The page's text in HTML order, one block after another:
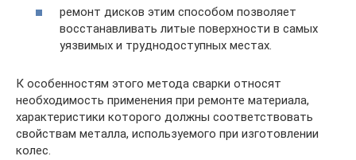
ремонт дисков этим способом позволяет
восстанавливать литые поверхности в самых
уязвимых и труднодоступных местах.
К особенностям этого метода сварки относят
необходимость применения при ремонте материала,
характеристики которого должны соответствовать
свойствам металла, используемого при изготовлении
колес.